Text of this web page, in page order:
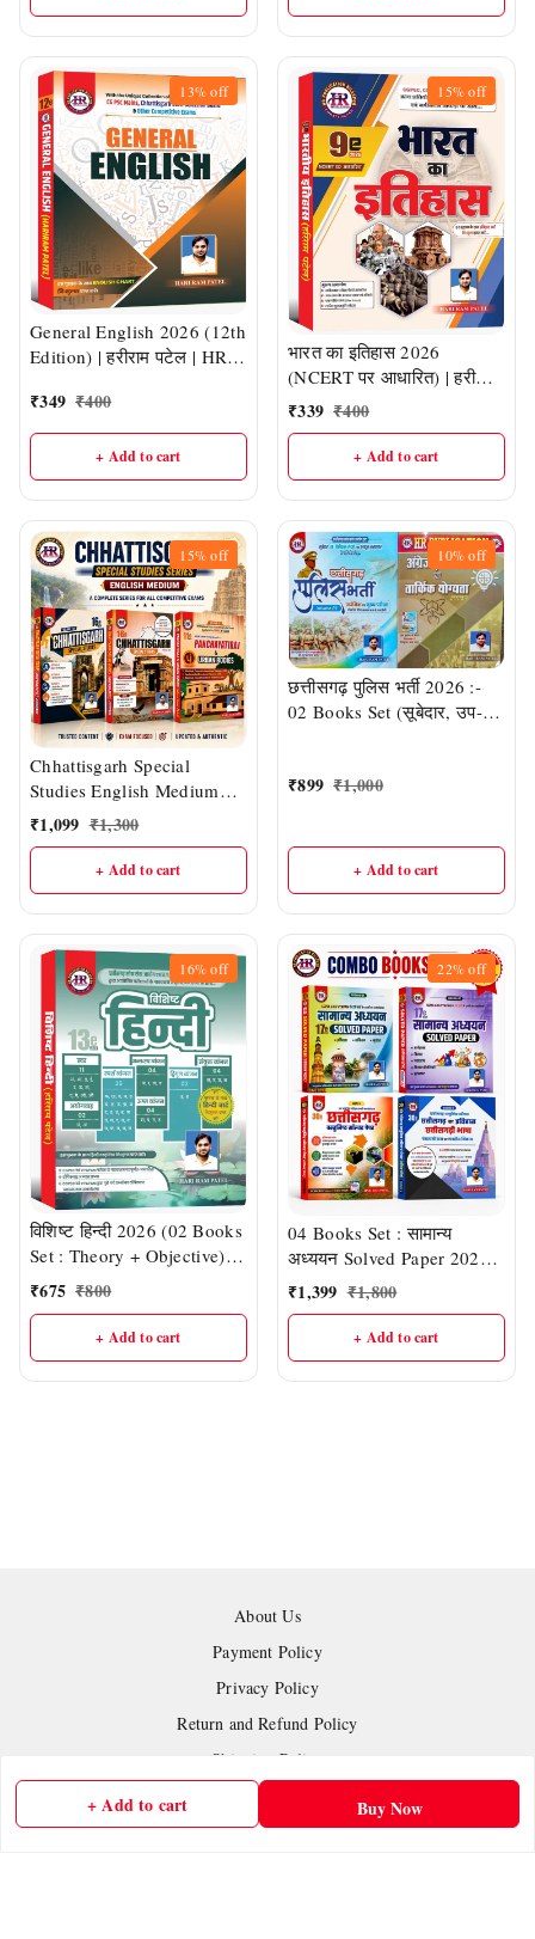
+ Add to cart Buy Now
पटेल (HR PUBLICATION)
13%off
General English 2026 (12th
Edition) | हरीराम पटेल | HR
₹349 ₹400
+ Add to cart
15%off
भारत का इतिहास 2026
(NCERT पर आधारित) | हरीराम
पटेल (HR Publication)
₹339 ₹400
+ Add to cart
15%off
Chhattisgarh Special
Studies English Medium
(Vol. 1, 2 & 3) | 16th
Edition 2026 | HR
Publication
₹1,099 ₹1,300
+ Add to cart
10%off
छत्तीसगढ़ पुलिस भर्ती 2026 :-
02 Books Set (सूबेदार, उप-
प्रारंभिक तथा मुख्य परीक्षा दोनों के
₹899 ₹1,000
+ Add to cart
16%off
विशिष्ट हिन्दी 2026 (02 Books
Set : Theory + Objective) |
हरीराम पटेल (HR Publication)
₹675 ₹800
+ Add to cart
22%off
04 Books Set : सामान्य
अध्ययन Solved Paper 2026,
Vol- 1 & 2 + छत्तीसगढ़
वस्तुनिष्ठ सॉल्वड पेपर 2026,
Vol- 1 & 2 |हरीराम पटेल (HR
Publication)
₹1,399 ₹1,800
+ Add to cart
About Us
Payment Policy
Privacy Policy
Return and Refund Policy
Shipping Policy
Contact Us